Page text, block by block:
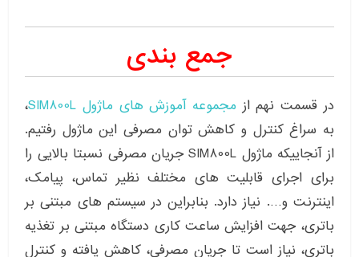
جمع بندی
در قسمت نهم از مجموعه آموزش های ماژول SIM800L
،
به سراغ کنترل و کاهش توان مصرفی این ماژول رفتیم.
از آنجاییکه ماژول SIM800L جریان مصرفی نسبتا بالایی را
برای اجرای قابلیت های مختلف نظیر تماس، پیامک،
اینترنت و…. نیاز دارد. بنابراین در سیستم های مبتنی بر
باتری، جهت افزایش ساعت کاری دستگاه مبتنی بر تغذیه
باتری، نیاز است تا جریان مصرفی، کاهش یافته و کنترل